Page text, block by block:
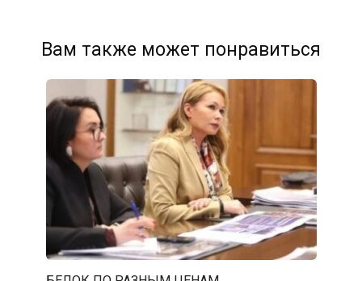
Вам также может понравиться